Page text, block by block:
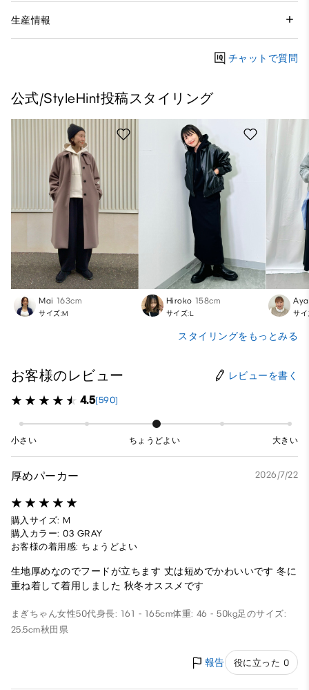
生産情報
チャットで質問
公式/StyleHint投稿スタイリング
Mai 163cm
サイズ:M
Hiroko 158cm
サイズ:L サ
スタイリングをもっとみる
お客様のレビュー レビューを書く
4.5(590)
小さい ちょうどよい 大きい
厚めパーカー 2026/7/22
購入サイズ: M
購入カラー: 03 GRAY
お客様の着用感: ちょうどよい
生地厚めなのでフードが立ちます 丈は短めでかわいいです 冬に
重ね着して着用しました 秋冬オススメです
まぎちゃん女性50代身長: 161 - 165cm体重: 46 - 50kg足のサイズ:
25.5cm秋田県
報告 役に立った 0